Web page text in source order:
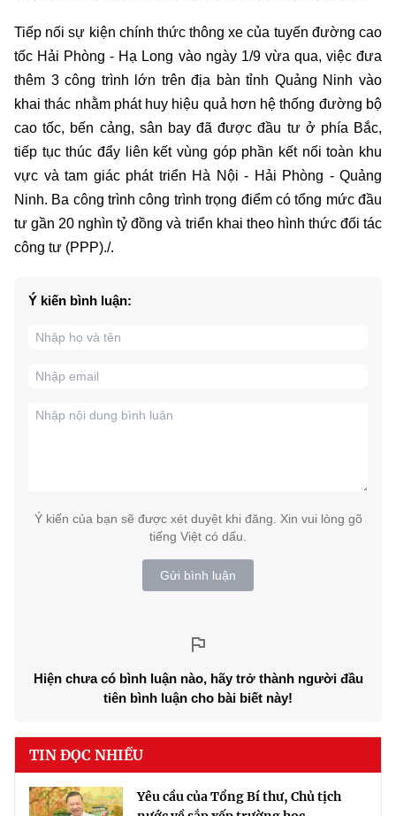
Tiếp nối sự kiện chính thức thông xe của tuyến đường cao
tốc Hải Phòng - Hạ Long vào ngày 1/9 vừa qua, việc đưa
thêm 3 công trình lớn trên địa bàn tỉnh Quảng Ninh vào
khai thác nhằm phát huy hiệu quả hơn hệ thống đường bộ
cao tốc, bến cảng, sân bay đã được đầu tư ở phía Bắc,
tiếp tục thúc đẩy liên kết vùng góp phần kết nối toàn khu
vực và tam giác phát triển Hà Nội - Hải Phòng - Quảng
Ninh. Ba công trình công trình trọng điểm có tổng mức đầu
tư gần 20 nghìn tỷ đồng và triển khai theo hình thức đối tác
công tư (PPP)./.
Ý kiến bình luận:
Ý kiến của bạn sẽ được xét duyệt khi đăng. Xin vui lòng gõ
tiếng Việt có dấu.
Gửi bình luận
Hiện chưa có bình luận nào, hãy trở thành người đầu
tiên bình luận cho bài biết này!
TIN ĐỌC NHIỀU
Yêu cầu của Tổng Bí thư, Chủ tịch